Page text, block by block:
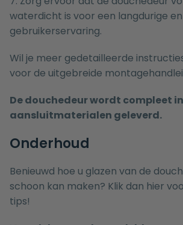
waterdicht is voor een langdurige
gebruikerservaring.
Wil je meer gedetailleerde
voor de uitgebreide
De douchedeur wordt compleet
aansluitmaterialen geleverd.
Onderhoud
Benieuwd hoe u glazen van de
schoon kan maken? Klik dan hier
tips!